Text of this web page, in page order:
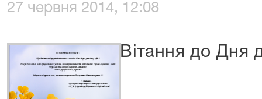
27 червня 2014, 12:08
Вітання до Дня